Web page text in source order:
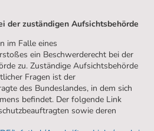
der zuständigen Aufsichtsbehörde
im Falle eines
ein Beschwerderecht bei der
zu. Zuständige Aufsichtsbehörde
Fragen ist der
des Bundeslandes, in dem sich
befindet. Der folgende Link
sowie deren